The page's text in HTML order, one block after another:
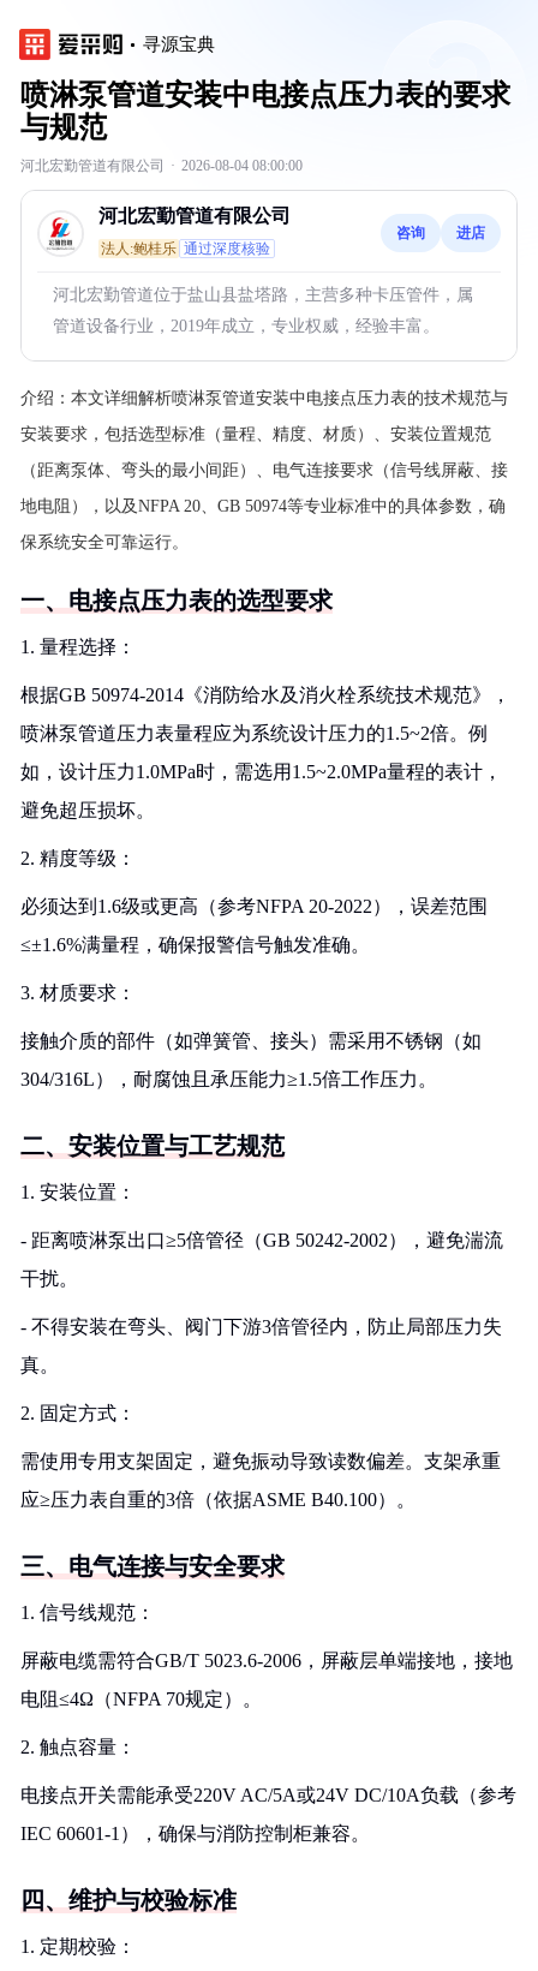
寻源宝典
喷淋泵管道安装中电接点压力表的要求
与规范
河北宏勤管道有限公司 · 2026-08-04 08:00:00
河北宏勤管道有限公司
法人:鲍桂乐 通过深度核验
咨询 进店
河北宏勤管道位于盐山县盐塔路，主营多种卡压管件，属
管道设备行业，2019年成立，专业权威，经验丰富。
介绍： 本文详细解析喷淋泵管道安装中电接点压力表的技术规范与
安装要求，包括选型标准（量程、精度、材质）、安装位置规范
（距离泵体、弯头的最小间距）、电气连接要求（信号线屏蔽、接
地电阻），以及NFPA 20、GB 50974等专业标准中的具体参数，确
保系统安全可靠运行。
一、电接点压力表的选型要求
1. 量程选择：
根据GB 50974-2014《消防给水及消火栓系统技术规范》，
喷淋泵管道压力表量程应为系统设计压力的1.5~2倍。例
如，设计压力1.0MPa时，需选用1.5~2.0MPa量程的表计，
避免超压损坏。
2. 精度等级：
必须达到1.6级或更高（参考NFPA 20-2022），误差范围
≤±1.6%满量程，确保报警信号触发准确。
3. 材质要求：
接触介质的部件（如弹簧管、接头）需采用不锈钢（如
304/316L），耐腐蚀且承压能力≥1.5倍工作压力。
二、安装位置与工艺规范
1. 安装位置：
- 距离喷淋泵出口≥5倍管径（GB 50242-2002），避免湍流
干扰。
- 不得安装在弯头、阀门下游3倍管径内，防止局部压力失
真。
2. 固定方式：
需使用专用支架固定，避免振动导致读数偏差。支架承重
应≥压力表自重的3倍（依据ASME B40.100）。
三、电气连接与安全要求
1. 信号线规范：
屏蔽电缆需符合GB/T 5023.6-2006，屏蔽层单端接地，接地
电阻≤4Ω（NFPA 70规定）。
2. 触点容量：
电接点开关需能承受220V AC/5A或24V DC/10A负载（参考
IEC 60601-1），确保与消防控制柜兼容。
四、维护与校验标准
1. 定期校验：